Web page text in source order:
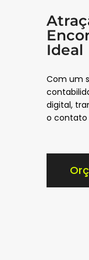
Ideal
Com um
digital,
o contato